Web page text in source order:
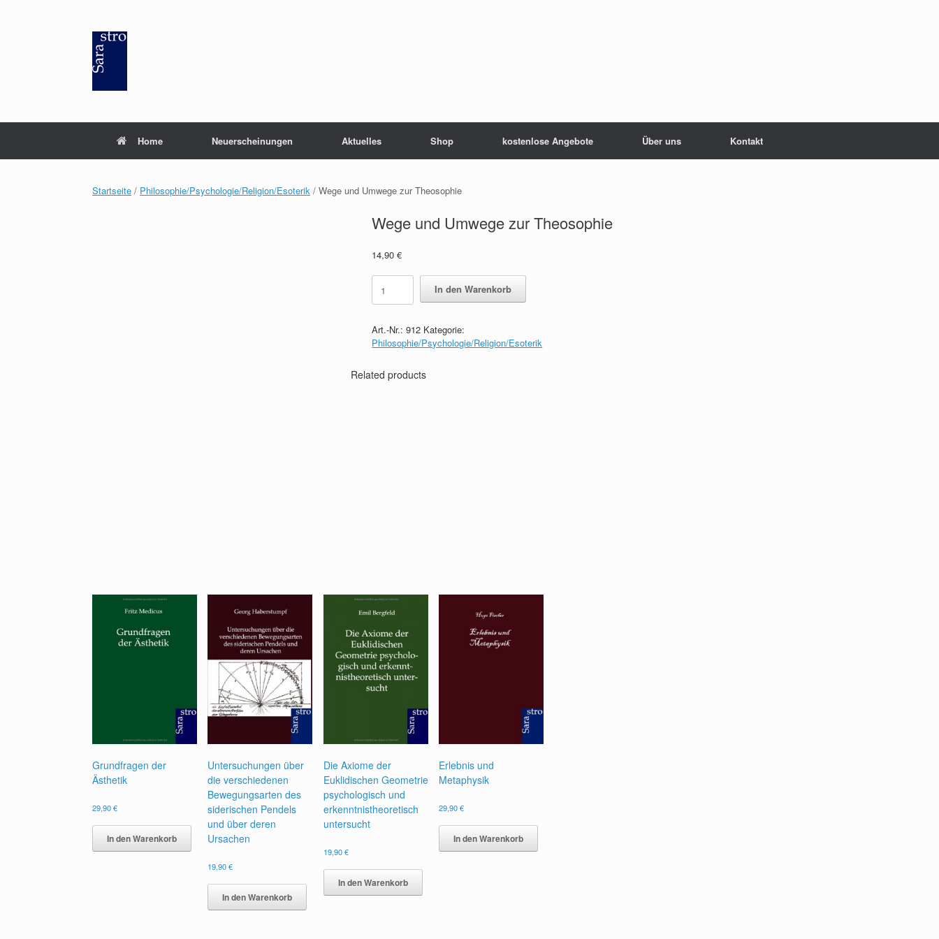
Home Neuerscheinungen Aktuelles Shop kostenlose Angebote Über uns Kontakt
Startseite / Philosophie/Psychologie/Religion/Esoterik / Wege und Umwege zur Theosophie
Wege und Umwege zur Theosophie
14,90€
Wege
und
Umwege
Theosophie
quantity
In den Warenkorb
Art.-Nr.:912 Kategorie:
Philosophie/Psychologie/Religion/Esoterik
Related products
Grundfragen der
Ästhetik
29,90€
In den Warenkorb
Untersuchungen über
die verschiedenen
Bewegungsarten des
siderischen Pendels
und über deren
Ursachen
19,90€
In den Warenkorb
Die Axiome der
Euklidischen Geometrie
psychologisch und
erkenntnistheoretisch
untersucht
19,90€
In den Warenkorb
Erlebnis und
Metaphysik
29,90€
In den Warenkorb